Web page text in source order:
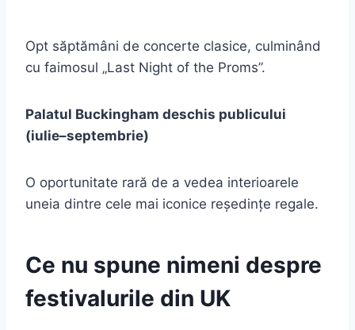
Opt săptămâni de concerte clasice, culminând
cu faimosul „Last Night of the Proms”.
Palatul Buckingham deschis publicului
(iulie–septembrie)
O oportunitate rară de a vedea interioarele
uneia dintre cele mai iconice reședințe regale.
Ce nu spune nimeni despre
festivalurile din UK